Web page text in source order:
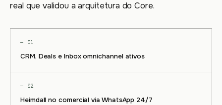
real que validou a arquitetura do Core.
— 01
CRM, Deals e Inbox omnichannel ativos
— 02
Heimdall no comercial via WhatsApp 24/7